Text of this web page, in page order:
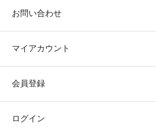
お問い合わせ
マイアカウント
会員登録
ログイン